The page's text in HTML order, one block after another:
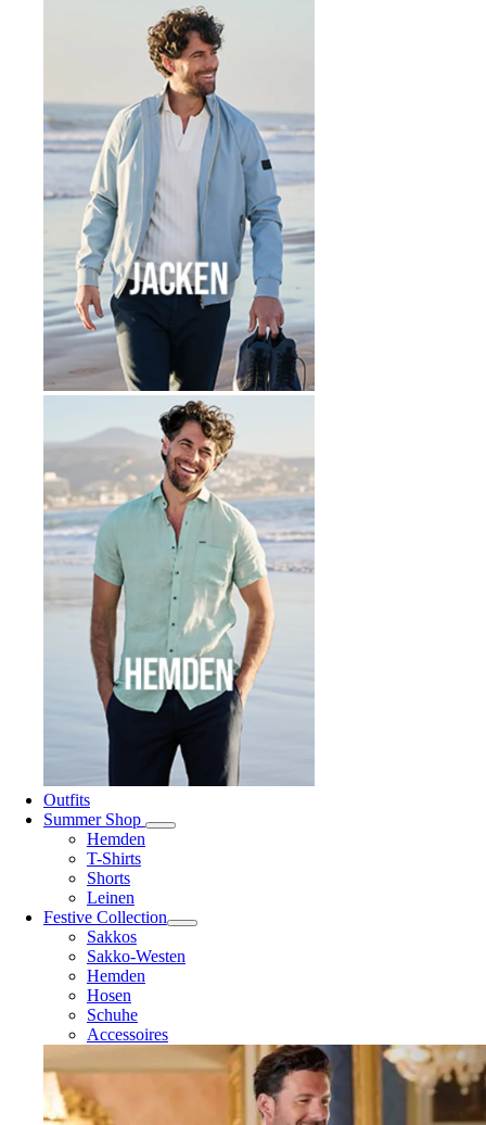
Outfits
Summer Shop
Hemden
T-Shirts
Shorts
Leinen
Festive Collection
Sakkos
Sakko-Westen
Hemden
Hosen
Schuhe
Accessoires